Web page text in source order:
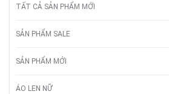
TẤT CẢ SẢN PHẨM MỚI
SẢN PHẨM SALE
SẢN PHẨM MỚI
ÁO LEN NỮ